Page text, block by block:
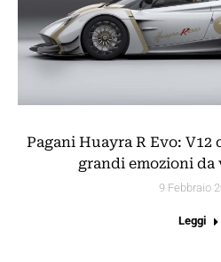
Pagani Huayra R Evo: V12
grandi emozioni da
9 Febbraio
Leggi